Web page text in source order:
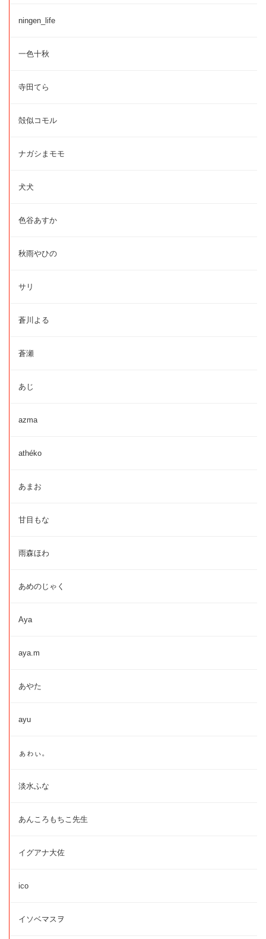
ningen_life
一色十秋
寺田てら
殻似コモル
ナガシまモモ
犬犬
色谷あすか
秋雨やひの
サリ
蒼川よる
蒼瀬
あじ
azma
athéko
あまお
甘目もな
雨森ほわ
あめのじゃく
Aya
aya.m
あやた
ayu
ぁゎぃ。
淡水ふな
あんころもちこ先生
イグアナ大佐
ico
イソベマスヲ